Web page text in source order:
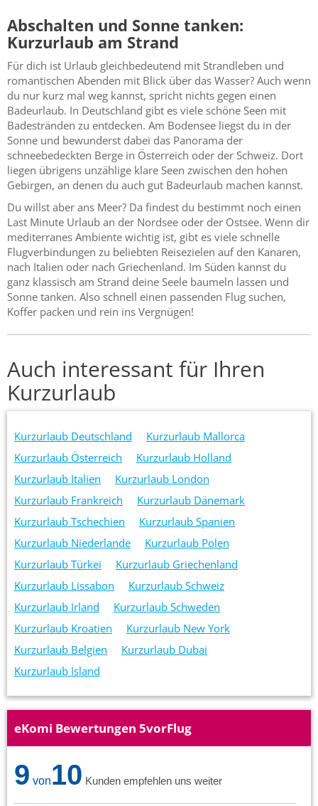
Abschalten und Sonne tanken:
Kurzurlaub am Strand
Für dich ist Urlaub gleichbedeutend mit Strandleben und
romantischen Abenden mit Blick über das Wasser? Auch wenn
du nur kurz mal weg kannst, spricht nichts gegen einen
Badeurlaub. In Deutschland gibt es viele schöne Seen mit
Badestränden zu entdecken. Am Bodensee liegst du in der
Sonne und bewunderst dabei das Panorama der
schneebedeckten Berge in Österreich oder der Schweiz. Dort
liegen übrigens unzählige klare Seen zwischen den hohen
Gebirgen, an denen du auch gut Badeurlaub machen kannst.
Du willst aber ans Meer? Da findest du bestimmt noch einen
Last Minute Urlaub an der Nordsee oder der Ostsee. Wenn dir
mediterranes Ambiente wichtig ist, gibt es viele schnelle
Flugverbindungen zu beliebten Reisezielen auf den Kanaren,
nach Italien oder nach Griechenland. Im Süden kannst du
ganz klassisch am Strand deine Seele baumeln lassen und
Sonne tanken. Also schnell einen passenden Flug suchen,
Koffer packen und rein ins Vergnügen!
Auch interessant für Ihren
Kurzurlaub
Kurzurlaub Deutschland
Kurzurlaub Mallorca
Kurzurlaub Österreich
Kurzurlaub Holland
Kurzurlaub Italien
Kurzurlaub London
Kurzurlaub Frankreich
Kurzurlaub Dänemark
Kurzurlaub Tschechien
Kurzurlaub Spanien
Kurzurlaub Niederlande
Kurzurlaub Polen
Kurzurlaub Türkei
Kurzurlaub Griechenland
Kurzurlaub Lissabon
Kurzurlaub Schweiz
Kurzurlaub Irland
Kurzurlaub Schweden
Kurzurlaub Kroatien
Kurzurlaub New York
Kurzurlaub Belgien
Kurzurlaub Dubai
Kurzurlaub Island
eKomi Bewertungen 5vorFlug
9 von10 Kunden empfehlen uns weiter